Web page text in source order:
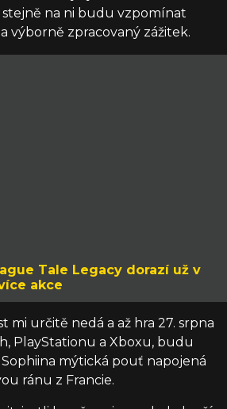
na ni budu vzpomínat
výborně zpracovaný zážitek.
Tale Legacy dorazí už v
akce
mi určitě nedá a až hra 27. srpna
PlayStationu a Xboxu, budu
mýtická pouť napojená
ránu z Francie.